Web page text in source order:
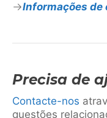
Informações de
Precisa de
Contacte-nos
questões